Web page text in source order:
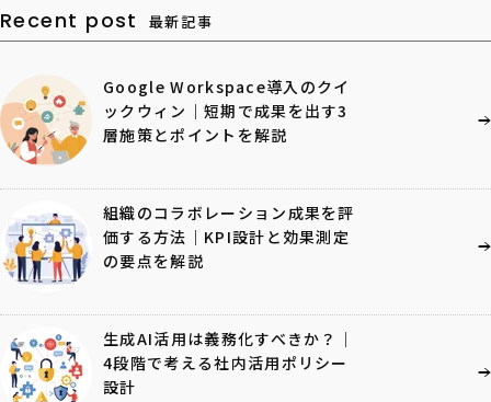
Recent post 最新記事
Google Workspace導入のクイ
ックウィン｜短期で成果を出す3
層施策とポイントを解説
組織のコラボレーション成果を評
価する方法｜KPI設計と効果測定
の要点を解説
生成AI活用は義務化すべきか？｜
4段階で考える社内活用ポリシー
設計